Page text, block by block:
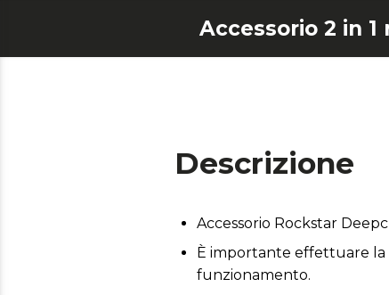
Descrizione
Accessorio Rockstar
È importante effettuare
funzionamento.